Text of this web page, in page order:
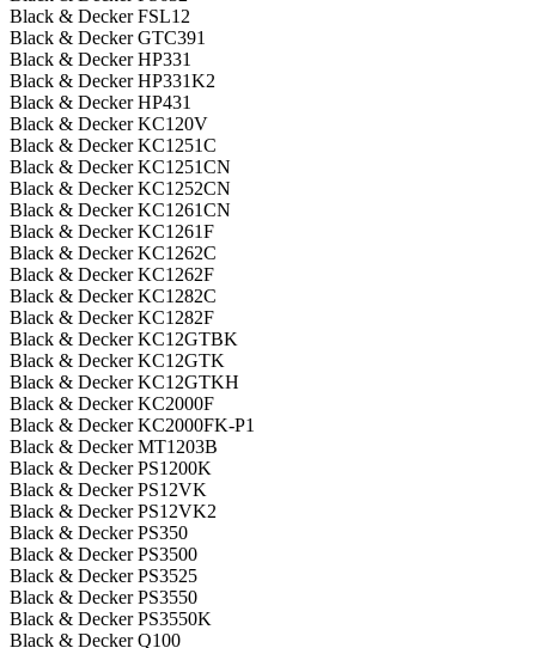
Black & Decker FSL12
Black & Decker GTC391
Black & Decker HP331
Black & Decker HP331K2
Black & Decker HP431
Black & Decker KC120V
Black & Decker KC1251C
Black & Decker KC1251CN
Black & Decker KC1252CN
Black & Decker KC1261CN
Black & Decker KC1261F
Black & Decker KC1262C
Black & Decker KC1262F
Black & Decker KC1282C
Black & Decker KC1282F
Black & Decker KC12GTBK
Black & Decker KC12GTK
Black & Decker KC12GTKH
Black & Decker KC2000F
Black & Decker KC2000FK-P1
Black & Decker MT1203B
Black & Decker PS1200K
Black & Decker PS12VK
Black & Decker PS12VK2
Black & Decker PS350
Black & Decker PS3500
Black & Decker PS3525
Black & Decker PS3550
Black & Decker PS3550K
Black & Decker Q100